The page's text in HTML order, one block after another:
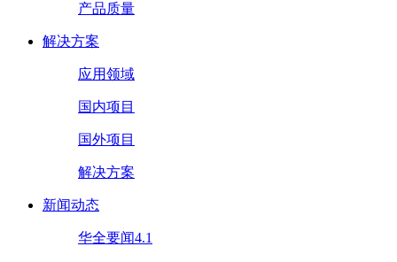
产品质量
解决方案
应用领域
国内项目
国外项目
解决方案
新闻动态
华全要闻4.1